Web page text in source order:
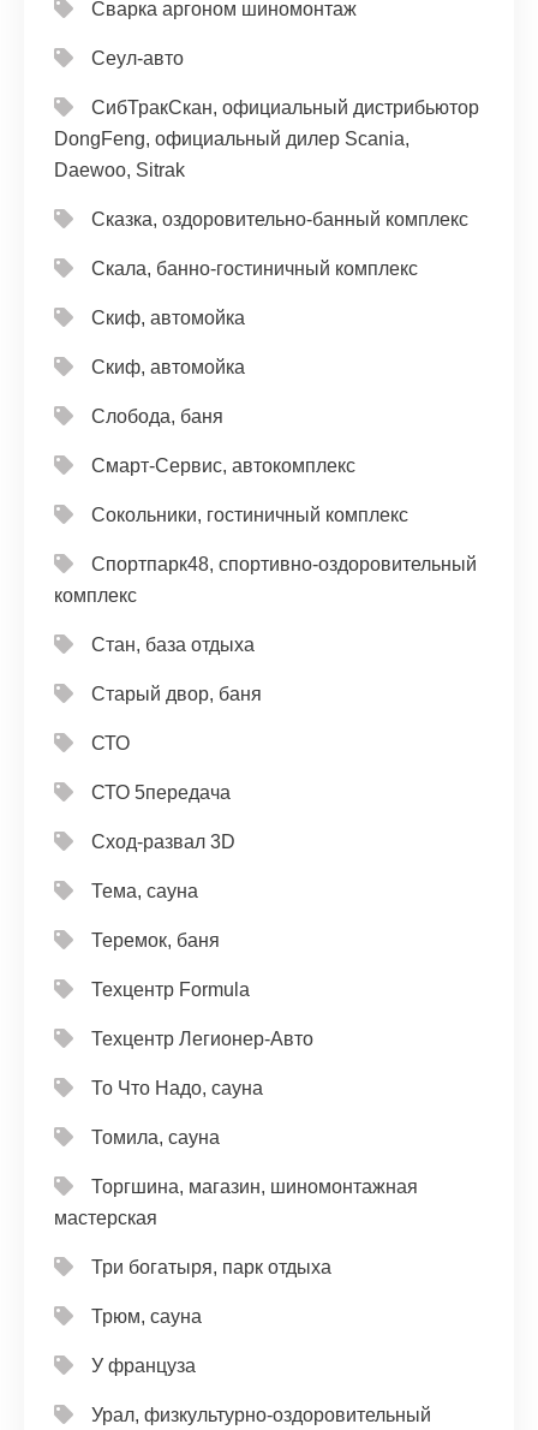
Сварка аргоном шиномонтаж
Сеул-авто
СибТракСкан, официальный дистрибьютор
DongFeng, официальный дилер Scania,
Daewoo, Sitrak
Сказка, оздоровительно-банный комплекс
Скала, банно-гостиничный комплекс
Скиф, автомойка
Скиф, автомойка
Слобода, баня
Смарт-Сервис, автокомплекс
Сокольники, гостиничный комплекс
Спортпарк48, спортивно-оздоровительный
комплекс
Стан, база отдыха
Старый двор, баня
СТО
СТО 5передача
Сход-развал 3D
Тема, сауна
Теремок, баня
Техцентр Formula
Техцентр Легионер-Авто
То Что Надо, сауна
Томила, сауна
Торгшина, магазин, шиномонтажная
мастерская
Три богатыря, парк отдыха
Трюм, сауна
У француза
Урал, физкультурно-оздоровительный